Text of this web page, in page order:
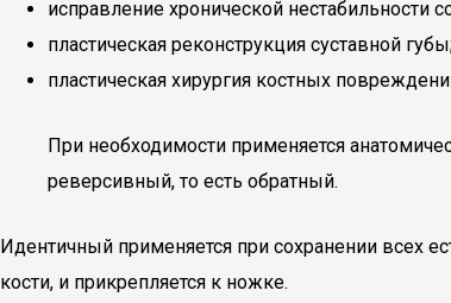
исправление хронической нестабильности
пластическая реконструкция суставной
пластическая хирургия костных
При необходимости применяется
реверсивный, то есть обратный.
Идентичный применяется при сохранении всех
кости, и прикрепляется к ножке.